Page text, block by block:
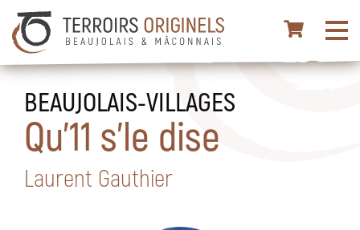
BEAUJOLAIS-VILLAGES
Qu'11 s'le dise
Laurent Gauthier